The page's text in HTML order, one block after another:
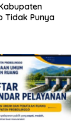
Tidak Punya